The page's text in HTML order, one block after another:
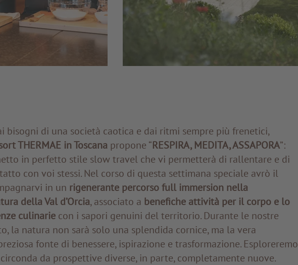
bisogni di una società caotica e dai ritmi sempre più frenetici,
THERMAE in Toscanapropone “RESPIRA, MEDITA, ASSAPORA”:
in perfetto stile slow travel che vi permetterà di rallentare e di
con voi stessi. Nel corso di questa settimana speciale avrò il
in un rigenerante percorso full immersion nella
della Val d’Orcia, associato a benefiche attività per il corpo e lo
culinarie con i sapori genuini del territorio. Durante le nostre
la natura non sarà solo una splendida cornice, ma la vera
fonte di benessere, ispirazione e trasformazione. Esploreremo
da prospettive diverse, in parte, completamente nuove.